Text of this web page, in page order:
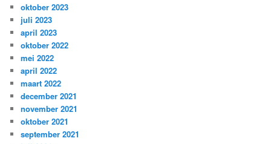
oktober 2023
juli 2023
april 2023
oktober 2022
mei 2022
april 2022
maart 2022
december 2021
november 2021
oktober 2021
september 2021